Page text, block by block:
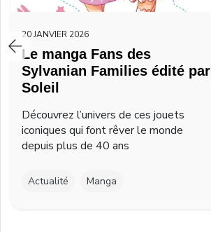
20 JANVIER 2026
Le manga Fans des
Sylvanian Families édité par
Soleil
Découvrez l’univers de ces jouets
iconiques qui font rêver le monde
depuis plus de 40 ans
Actualité Manga